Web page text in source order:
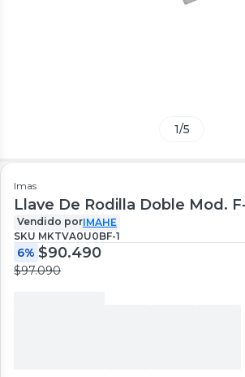
1/5
Imas
Llave De Rodilla Doble Mod.
Vendido porIMAHE
SKU MKTVA0U0BF-1
6% $90.490
$97.090